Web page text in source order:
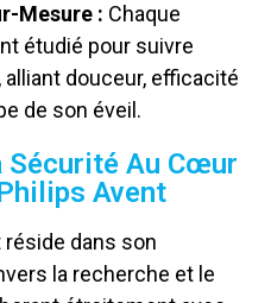
Mesure : Chaque
étudié pour suivre
alliant douceur, efficacité
de son éveil.
Sécurité Au Cœur
Avent
dans son
la recherche et le